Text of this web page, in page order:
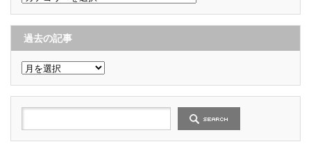
テ
ゴ
リ
ー
過去の記事
過
去
の
記
事